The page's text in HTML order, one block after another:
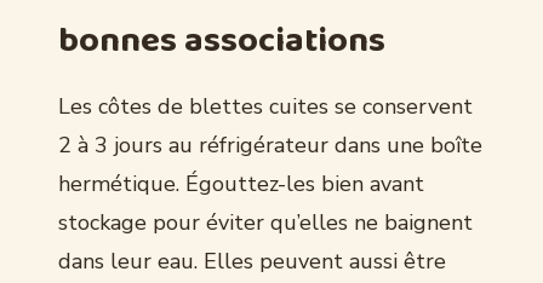
bonnes associations
Les côtes de blettes cuites se conservent
2 à 3 jours au réfrigérateur dans une boîte
hermétique. Égouttez-les bien avant
stockage pour éviter qu’elles ne baignent
dans leur eau. Elles peuvent aussi être